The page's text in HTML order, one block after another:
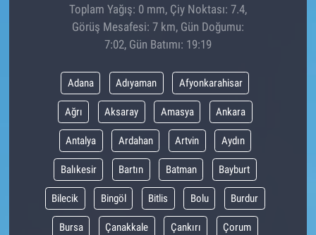
Toplam Yağış: 0 mm, Çiy Noktası: 7.4,
Görüş Mesafesi: 7 km, Gün Doğumu:
7:02, Gün Batımı: 19:19
Adana Adıyaman Afyonkarahisar
Ağrı Aksaray Amasya Ankara
Antalya Ardahan Artvin Aydın
Balıkesir Bartın Batman Bayburt
Bilecik Bingöl Bitlis Bolu Burdur
Bursa Çanakkale Çankırı Çorum